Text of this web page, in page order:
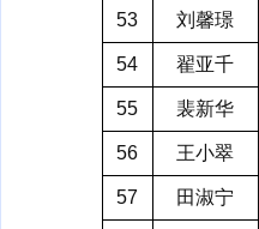
53 刘馨璟
54 翟亚千
55 裴新华
56 王小翠
57 田淑宁